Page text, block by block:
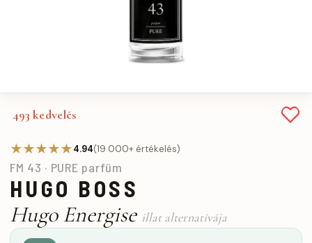
493 kedvelés
★★★★★4.94(19 000+ értékelés)
FM 43 · PURE parfüm
HUGO BOSS
Hugo Energise illat alternatívája